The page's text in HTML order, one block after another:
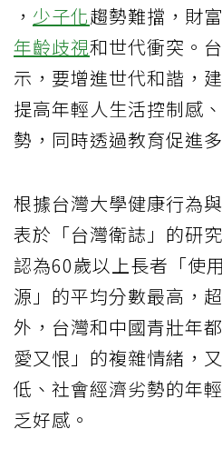
， 少子化趨勢難擋，財
年齡歧視和世代衝突。
示，要增進世代和諧，
提高年輕人生活控制感
勢，同時透過教育促進
根據台灣大學健康行為
表於「台灣衛誌」的研
認為60歲以上長者「使
源」的平均分數最高，
外，台灣和中國青壯年
愛又恨」的複雜情緒，
低、社會經濟劣勢的年
乏好感。